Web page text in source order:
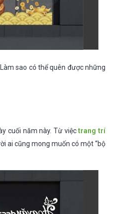
sao có thể quên được những
cuối năm này. Từ việctrang trí
ai cũng mong muốn có một “bộ